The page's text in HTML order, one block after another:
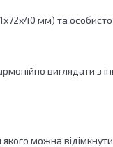
мм) та особисто
виглядати з
можна